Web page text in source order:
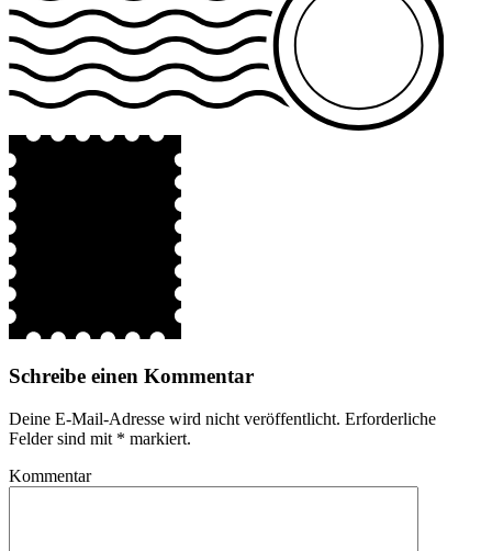
Schreibe einen Kommentar
Deine E-Mail-Adresse wird nicht veröffentlicht. Erforderliche
Felder sind mit * markiert.
Kommentar